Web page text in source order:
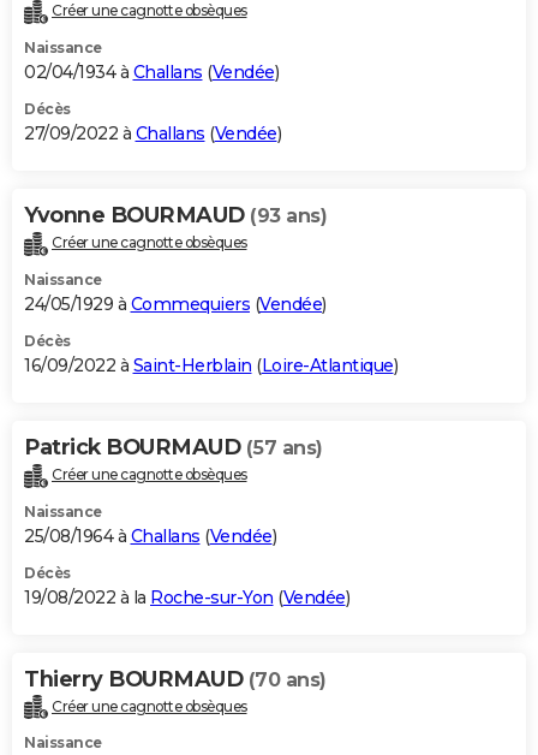
Créer une cagnotte obsèques
Naissance
02/04/1934 à Challans (Vendée)
Décès
27/09/2022 à Challans (Vendée)
Yvonne BOURMAUD (93 ans)
Créer une cagnotte obsèques
Naissance
24/05/1929 à Commequiers (Vendée)
Décès
16/09/2022 à Saint-Herblain (Loire-Atlantique)
Patrick BOURMAUD (57 ans)
Créer une cagnotte obsèques
Naissance
25/08/1964 à Challans (Vendée)
Décès
19/08/2022 à la Roche-sur-Yon (Vendée)
Thierry BOURMAUD (70 ans)
Créer une cagnotte obsèques
Naissance